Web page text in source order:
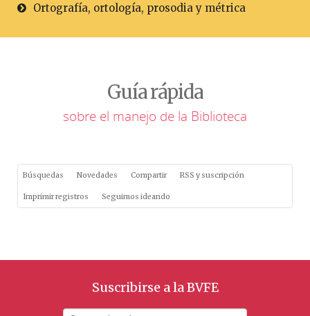
Ortografía, ortología, prosodia y métrica
Guía rápida
sobre el manejo de la Biblioteca
Búsquedas Novedades Compartir RSS y suscripción
Imprimir registros Seguimos ideando
Suscribirse a la BVFE